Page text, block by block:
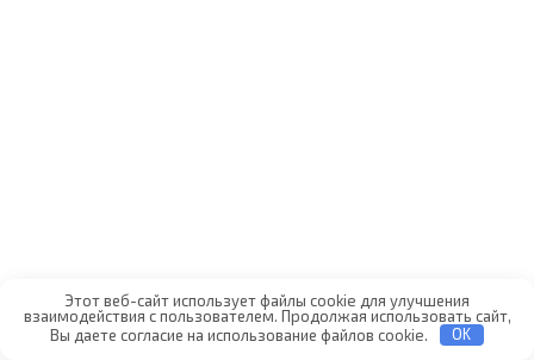
Этот веб-сайт использует файлы cookie для улучшения
взаимодействия с пользователем. Продолжая использовать сайт,
Вы даете согласие на использование файлов cookie.
OK